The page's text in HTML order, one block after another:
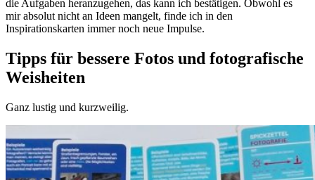
die Aufgaben heranzugehen, das kann ich bestätigen. Obwohl es
mir absolut nicht an Ideen mangelt, finde ich in den
Inspirationskarten immer noch neue Impulse.
Tipps für bessere Fotos und fotografische
Weisheiten
Ganz lustig und kurzweilig.